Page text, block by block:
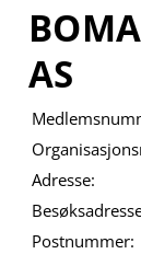
AS
Adresse:
Postnummer: